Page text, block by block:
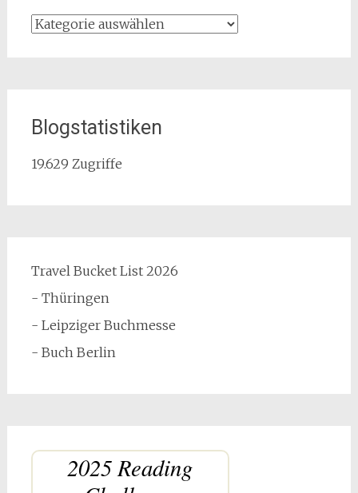
Kategorien
Blogstatistiken
19.629 Zugriffe
Travel Bucket List 2026
- Thüringen
- Leipziger Buchmesse
- Buch Berlin
2025 Reading